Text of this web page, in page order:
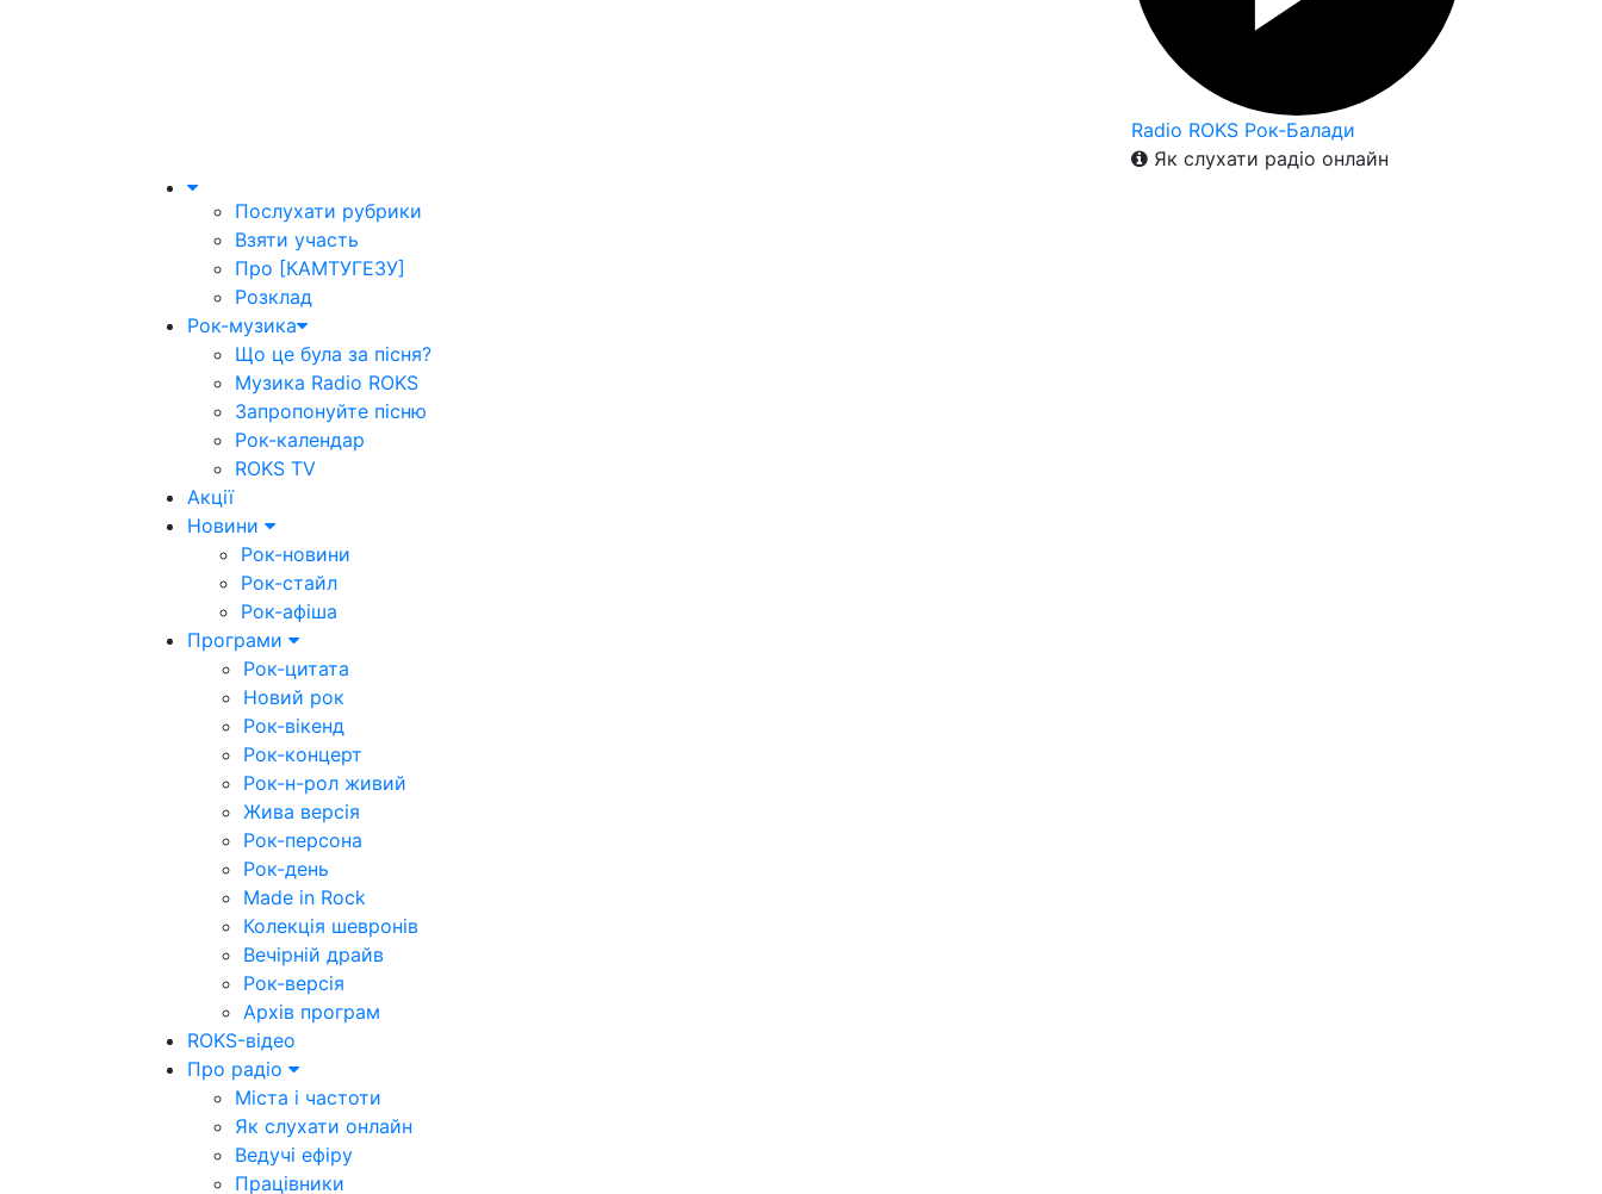
Radio ROKS Рок-Балади
Як слухати радіо онлайн
Послухати рубрики
Взяти участь
Про [КАМТУГЕЗУ]
Розклад
Рок-музика
Що це була за пісня?
Музика Radio ROKS
Запропонуйте пісню
Рок-календар
ROKS TV
Акції
Новини
Рок-новини
Рок-стайл
Рок-афіша
Програми
Рок-цитата
Новий рок
Рок-вікенд
Рок-концерт
Рок-н-рол живий
Жива версія
Рок-персона
Рок-день
Made in Rock
Колекція шевронів
Вечірній драйв
Рок-версія
Архів програм
ROKS-відео
Про радіо
Міста і частоти
Як слухати онлайн
Ведучі ефіру
Працівники